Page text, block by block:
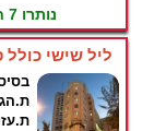
נותרו 7 חדרים למבצע זה !
ליל שישי כולל